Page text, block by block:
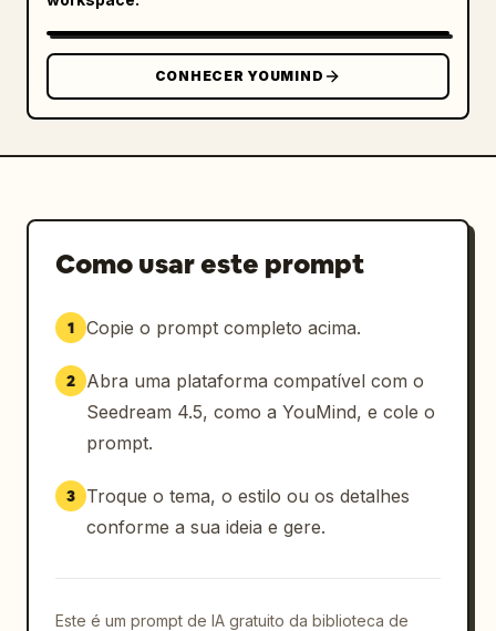
CONHECER YOUMIND
Como usar este prompt
1 Copie o prompt completo acima.
2
Abra uma plataforma compatível com o
Seedream 4.5, como a YouMind, e cole o
prompt.
3
Troque o tema, o estilo ou os detalhes
conforme a sua ideia e gere.
Este é um prompt de IA gratuito da biblioteca de